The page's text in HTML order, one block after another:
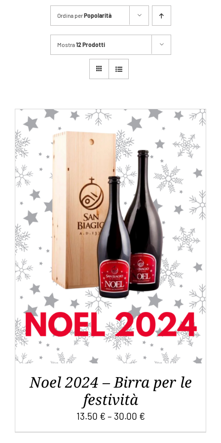
Ordina perPopolarità
Mostra12 Prodotti
SCEGLI QUESTO
PRODOTTO
HA
PIÙ
VARIANTI.
LE
OPZIONI
POSSONO
ESSERE
SCELTE
NELLA
PAGINA
PRODOTTO
/ DETTAGLI
Noel 2024 – Birra per le
festività
13.50 € – 30.00 €